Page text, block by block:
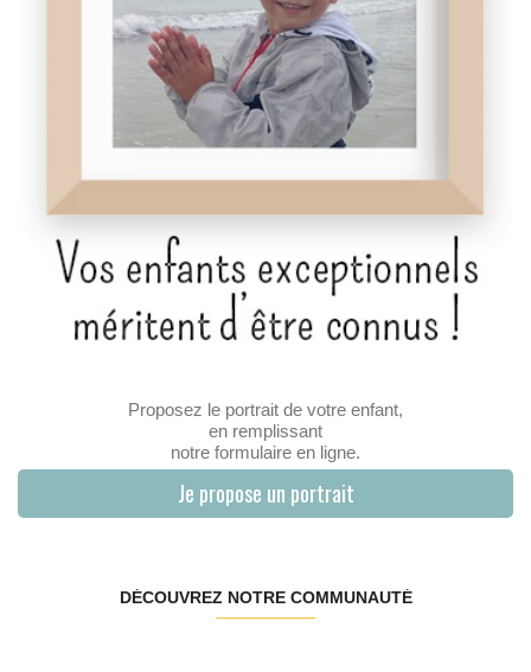
Proposez le portrait de votre enfant,
en remplissant
notre formulaire en ligne.
Je propose un portrait
DÉCOUVREZ NOTRE COMMUNAUTÉ